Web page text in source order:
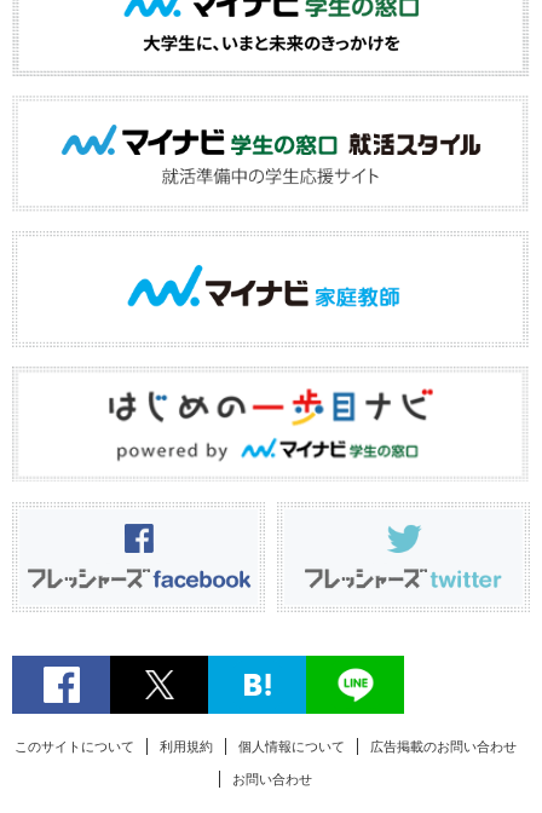
このサイトについて 利用規約 個人情報について 広告掲載のお問い合わせ
お問い合わせ